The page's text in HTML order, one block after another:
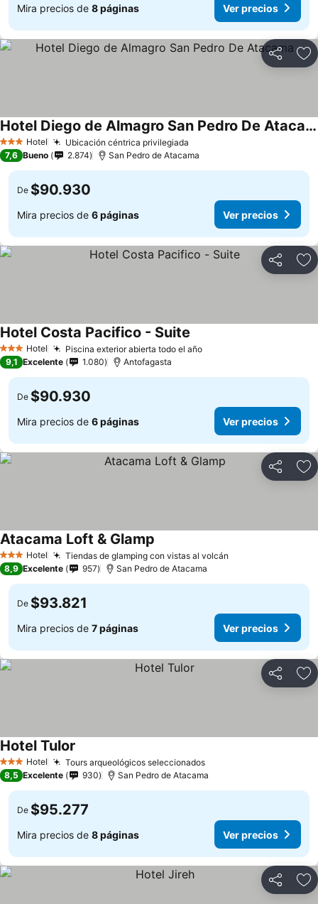
Mira precios de 8 páginas Ver precios
Compartir
3 Estrellas
Hotel Ubicación céntrica privilegiada
Hotel Diego de Almagro San Pedro De Atacama
Ver precios
7,6 Bueno 2.874 San Pedro de Atacama
De $90.930
Mira precios de 6 páginas Ver precios
Compartir
3 Estrellas
Hotel Piscina exterior abierta todo el añoVer precios
Hotel Costa Pacifico - Suite
9,1 Excelente 1.080 Antofagasta
De $90.930
Mira precios de 6 páginas Ver precios
Compartir
3 Estrellas
Hotel Tiendas de glamping con vistas al volcán
Atacama Loft & Glamp
8,9 Excelente 957 San Pedro de Atacama
De $93.821
Mira precios de 7 páginas Ver precios
Compartir
3 Estrellas
Hotel Tours arqueológicos seleccionadosVer precios
Hotel Tulor
8,5 Excelente 930 San Pedro de Atacama
De $95.277
Mira precios de 8 páginas Ver precios
Compartir